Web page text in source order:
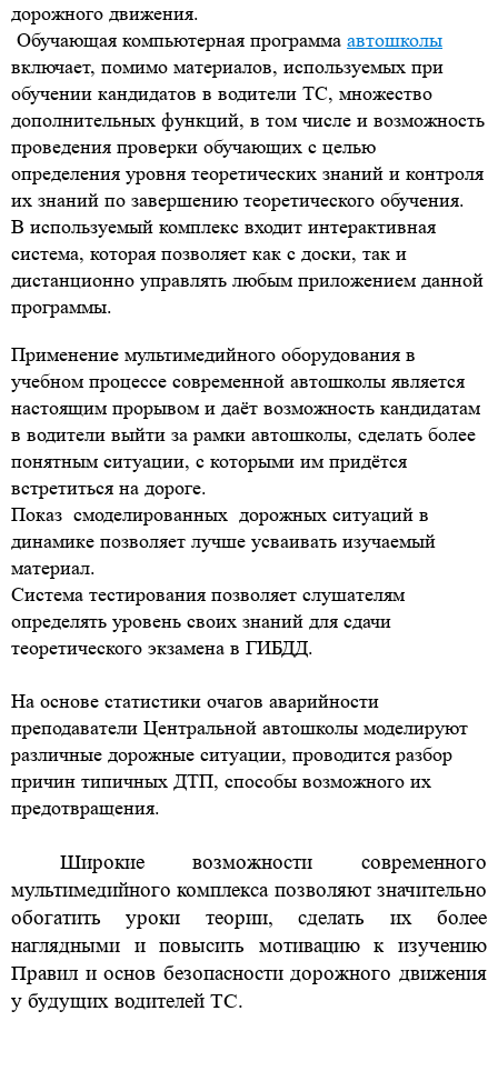
дорожного движения.
Обучающая компьютерная программаавтошколы
включает, помимо материалов, используемых при
обучении кандидатов в водители ТС, множество
дополнительных функций, в том числе и возможность
проведения проверки обучающих с целью
определения уровня теоретических знаний и контроля
их знаний по завершению теоретического обучения.
В используемый комплекс входит интерактивная
система, которая позволяет как с доски, так и
дистанционно управлять любым приложением данной
программы.
Применение мультимедийного оборудования в
учебном процессе современной автошколы является
настоящим прорывом и даёт возможность кандидатам
в водители выйти за рамки автошколы, сделать более
понятным ситуации, с которыми им придётся
встретиться на дороге.
Показ смоделированных дорожных ситуаций в
динамике позволяет лучше усваивать изучаемый
материал.
Система тестирования позволяет слушателям
определять уровень своих знаний для сдачи
теоретического экзамена в ГИБДД.
На основе статистики очагов аварийности
преподаватели Центральной автошколы моделируют
различные дорожные ситуации, проводится разбор
причин типичных ДТП, способы возможного их
предотвращения.
Широкие возможности современного
мультимедийного комплекса позволяют значительно
обогатить уроки теории, сделать их более
наглядными и повысить мотивацию к изучению
Правил и основ безопасности дорожного движения
у будущих водителей ТС.